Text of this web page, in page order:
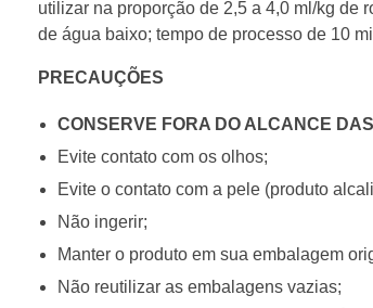
utilizar na proporção de 2,5 a 4,0 ml/kg de
de água baixo; tempo de processo de 10
PRECAUÇÕES
CONSERVE FORA DO ALCANCE
Evite contato com os olhos;
Evite o contato com a pele (produto
Não ingerir;
Manter o produto em sua embalagem
Não reutilizar as embalagens vazias;